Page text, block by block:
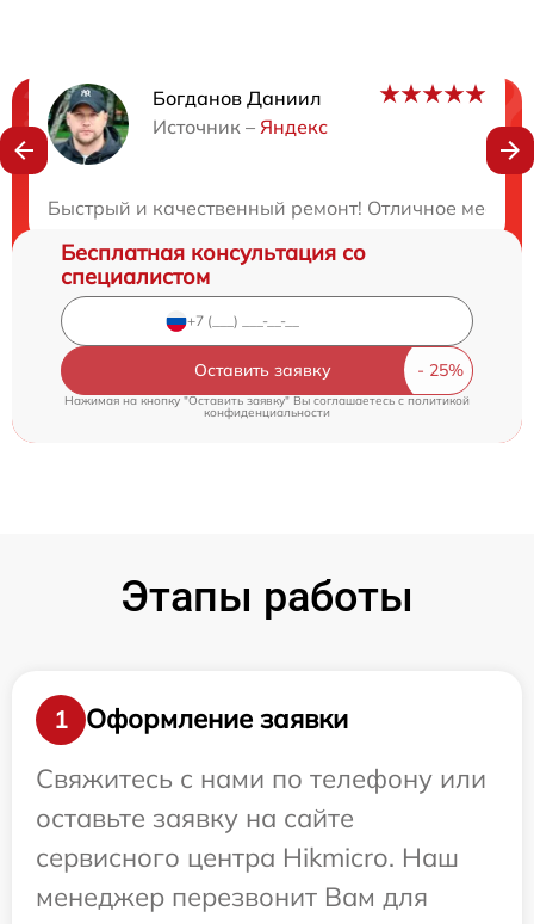
Богданов Даниил
Источник – Яндекс
Быстрый и качественный ремонт! Отличное место
Нужна консультация?
Бесплатная консультация со
специалистом
Оставить заявку
Нажимая на кнопку "Оставить заявку" Вы соглашаетесь cполитикой
конфиденциальности
Этапы работы
1
Оформление заявки
Свяжитесь с нами по телефону или
оставьте заявку на сайте
сервисного центра Hikmicro. Наш
менеджер перезвонит Вам для